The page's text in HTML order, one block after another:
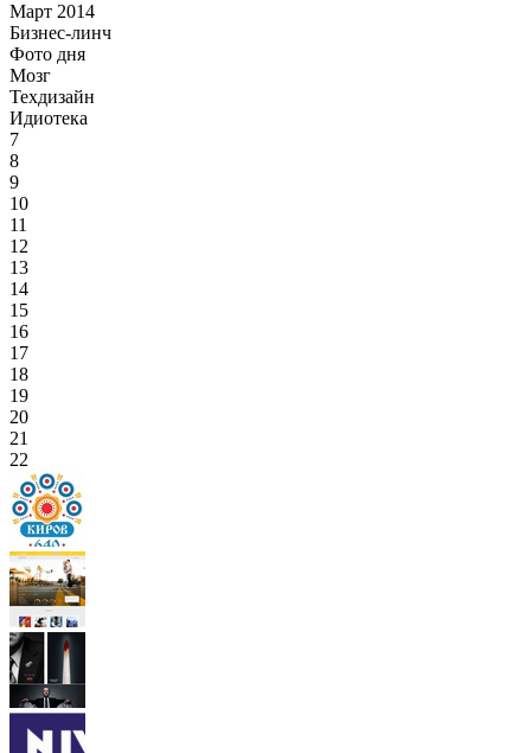
Март 2014
Бизнес-линч
Фото дня
Мозг
Техдизайн
Идиотека
7
8
9
10
11
12
13
14
15
16
17
18
19
20
21
22